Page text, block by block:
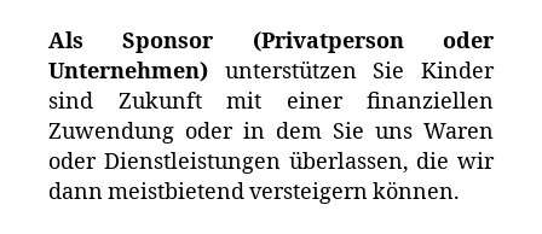
Als Sponsor (Privatperson oder
Unternehmen) unterstützen Sie Kinder
sind Zukunft mit einer finanziellen
Zuwendung oder in dem Sie uns Waren
oder Dienstleistungen überlassen, die wir
dann meistbietend versteigern können.